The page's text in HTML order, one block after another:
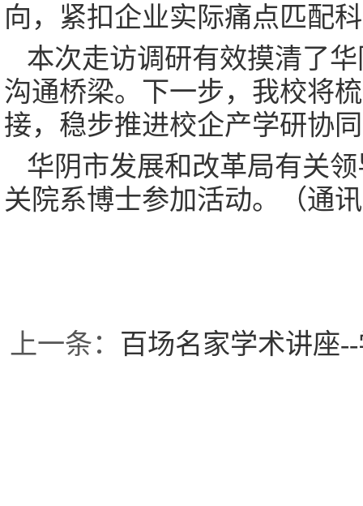
向，紧扣企业实际痛点匹配
本次走访调研有效摸清了
沟通桥梁。下一步，我校将
接，稳步推进校企产学研协
华阴市发展和改革局有关
关院系博士参加活动。（通
上一条： 百场名家学术讲座